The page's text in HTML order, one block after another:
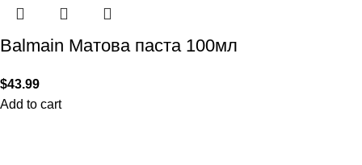
Balmain Матова паста 100мл
$43.99
Add to cart